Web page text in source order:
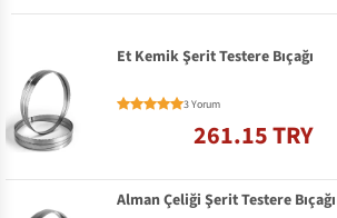
Et Kemik Şerit Testere Bıçağı
3 Yorum
261.15 TRY
Alman Çeliği Şerit Testere Bıçağı